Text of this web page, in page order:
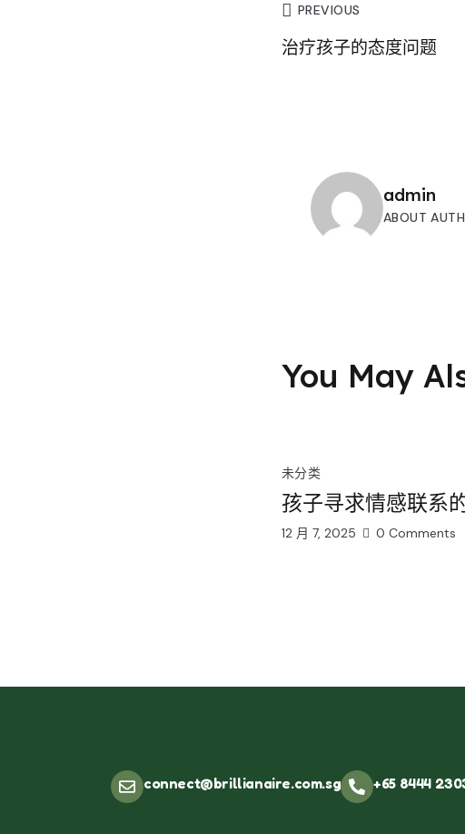
PREVIOUS
治疗孩子的态度问题
admin
ABOUT
You May
未分类
孩子寻求情感联系
12 月 7, 2025 0 Comments
connect@brillianaire.com.sg +65 8444